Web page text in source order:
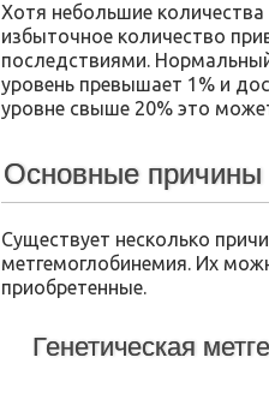
Хотя небольшие
избыточное количество
последствиями.
уровень превышает 1% и
уровне свыше 20% это
Основные причины
Существует несколько
метгемоглобинемия. Их
приобретенные.
Генетическая